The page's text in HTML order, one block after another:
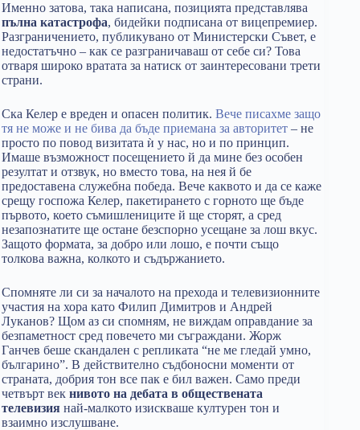
Именно затова, така написана, позицията представлява
пълна катастрофа, бидейки подписана от вицепремиер.
Разграничението, публикувано от Министерски Съвет, е
недостатъчно – как се разграничаваш от себе си? Това
отваря широко вратата за натиск от заинтересовани трети
страни.
Ска Келер е вреден и опасен политик. Вече писахме защо
тя не може и не бива да бъде приемана за авторитет – не
просто по повод визитата ѝ у нас, но и по принцип.
Имаше възможност посещението й да мине без особен
резултат и отзвук, но вместо това, на нея й бе
предоставена служебна победа. Вече каквото и да се каже
срещу госпожа Келер, пакетирането с горното ще бъде
първото, което съмишлениците й ще сторят, а сред
незапознатите ще остане безспорно усещане за лош вкус.
Защото формата, за добро или лошо, е почти също
толкова важна, колкото и съдържанието.
Спомняте ли си за началото на прехода и телевизионните
участия на хора като Филип Димитров и Андрей
Луканов? Щом аз си спомням, не виждам оправдание за
безпаметност сред повечето ми съграждани. Жорж
Ганчев беше скандален с репликата “не ме гледай умно,
българино”. В действително съдбоносни моменти от
страната, добрия тон все пак е бил важен. Само преди
четвърт век нивото на дебата в обществената
телевизия най-малкото изискваше културен тон и
взаимно изслушване.